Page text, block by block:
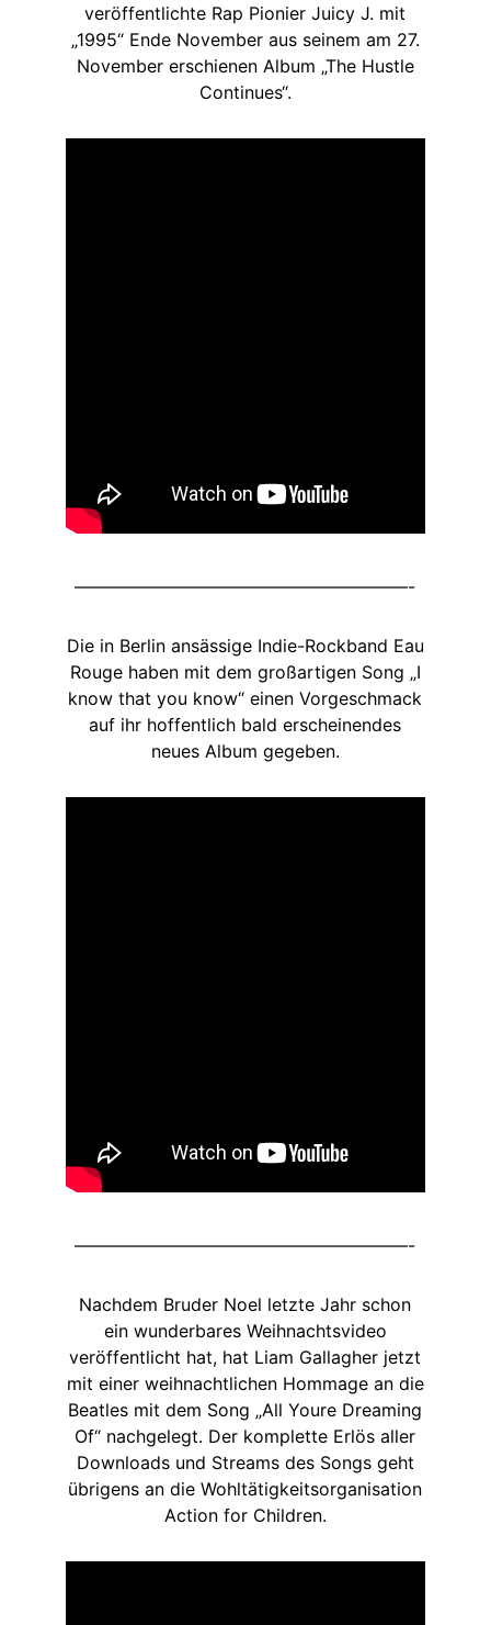
veröffentlichte Rap Pionier Juicy J. mit
„1995“ Ende November aus seinem am 27.
November erschienen Album „The Hustle
Continues“.
———————————————————-
Die in Berlin ansässige Indie-Rockband Eau
Rouge haben mit dem großartigen Song „I
know that you know“ einen Vorgeschmack
auf ihr hoffentlich bald erscheinendes
neues Album gegeben.
———————————————————-
Nachdem Bruder Noel letzte Jahr schon
ein wunderbares Weihnachtsvideo
veröffentlicht hat, hat Liam Gallagher jetzt
mit einer weihnachtlichen Hommage an die
Beatles mit dem Song „All Youre Dreaming
Of“ nachgelegt. Der komplette Erlös aller
Downloads und Streams des Songs geht
übrigens an die Wohltätigkeitsorganisation
Action for Children.